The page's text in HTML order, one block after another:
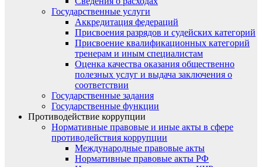
Государственные услуги
Аккредитация федераций
Присвоения разрядов и судейских категорий
Присвоение квалификационных категорий
тренерам и иным специалистам
Оценка качества оказания общественно
полезных услуг и выдача заключения о
соответствии
Государственные задания
Государственные функции
Противодействие коррупции
Нормативные правовые и иные акты в сфере
противодействия коррупции
Международные правовые акты
Нормативные правовые акты РФ